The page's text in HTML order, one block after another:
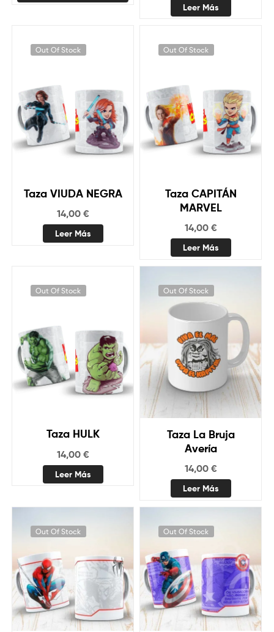
Leer Más
Out Of Stock
Taza VIUDA NEGRA
14,00 €
Leer Más
Out Of Stock
Taza CAPITÁN
MARVEL
14,00 €
Leer Más
Out Of Stock
Taza HULK
14,00 €
Leer Más
Out Of Stock
Taza La Bruja
Avería
14,00 €
Leer Más
Out Of Stock Out Of Stock